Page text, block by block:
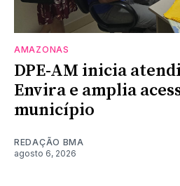
AMAZONAS
DPE-AM inicia
Envira e amplia
município
REDAÇÃO BMA
agosto 6, 2026